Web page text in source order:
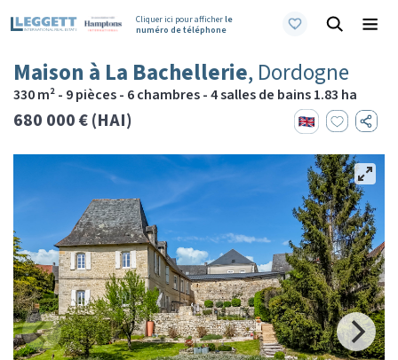
Cliquer ici pour afficherle
numéro de téléphone
Maison à La Bachellerie, Dordogne
330 m² - 9 pièces - 6 chambres - 4 salles de bains 1.83 ha
680 000 € (HAI)